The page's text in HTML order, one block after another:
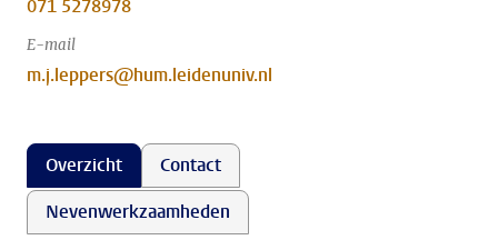
071 5278978
E-mail
m.j.leppers@hum.leidenuniv.nl
Overzicht
Contact
Nevenwerkzaamheden